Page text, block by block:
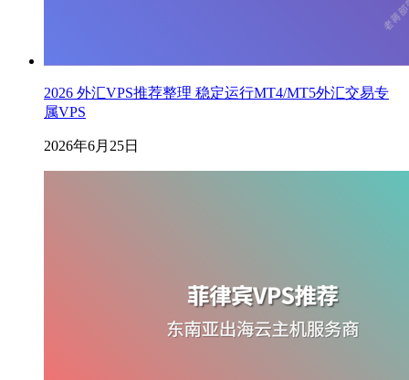
2026 外汇VPS推荐整理 稳定运行MT4/MT5外汇交易专
属VPS
2026年6月25日